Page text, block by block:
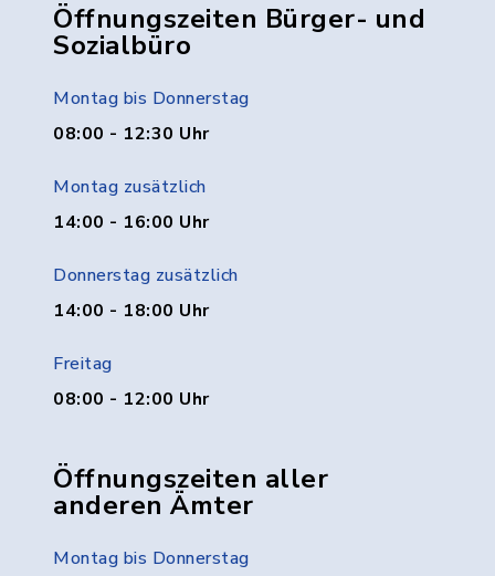
Öffnungszeiten Bürger- und
Sozialbüro
Montag bis Donnerstag
08:00 - 12:30 Uhr
Montag zusätzlich
14:00 - 16:00 Uhr
Donnerstag zusätzlich
14:00 - 18:00 Uhr
Freitag
08:00 - 12:00 Uhr
Öffnungszeiten aller
anderen Ämter
Montag bis Donnerstag